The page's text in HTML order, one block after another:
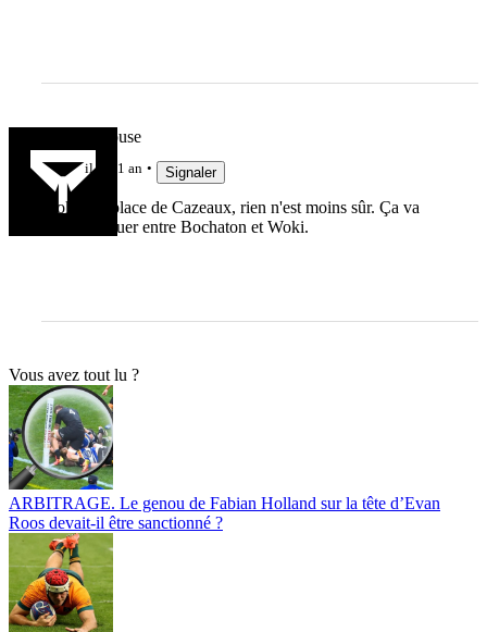
FabienPelouse
il y a 1 an Signaler
Woki à la place de Cazeaux, rien n'est moins sûr. Ça va
plutôt se jouer entre Bochaton et Woki.
Vous avez tout lu ?
ARBITRAGE. Le genou de Fabian Holland sur la tête d’Evan
Roos devait-il être sanctionné ?